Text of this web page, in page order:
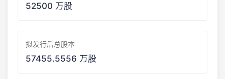
52500 万股
拟发行后总股本
57455.5556 万股